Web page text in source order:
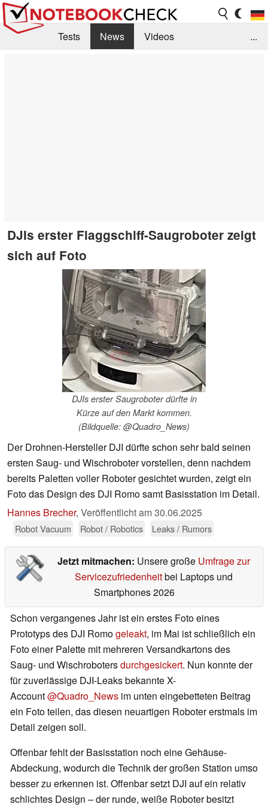
Tests News
Videos
...
DJIs erster Flaggschiff-Saugroboter zeigt
sich auf Foto
DJIs erster Saugroboter dürfte in
Kürze auf den Markt kommen.
(Bildquelle: @Quadro_News)
Der Drohnen-Hersteller DJI dürfte schon sehr bald seinen
ersten Saug- und Wischroboter vorstellen, denn nachdem
bereits Paletten voller Roboter gesichtet wurden, zeigt ein
Foto das Design des DJI Romo samt Basisstation im Detail.
Hannes Brecher, Veröffentlicht am30.06.2025
Robot Vacuum Robot / Robotics Leaks / Rumors
Jetzt mitmachen: Unsere große Umfrage zur
Servicezufriedenheitbei Laptops und
Smartphones 2026
Schon vergangenes Jahr ist ein erstes Foto eines
Prototyps des DJI Romogeleakt, im Mai ist schließlich ein
Foto einer Palette mit mehreren Versandkartons des
Saug- und Wischrobotersdurchgesickert. Nun konnte der
für zuverlässige DJI-Leaks bekannte X-
Account@Quadro_News im unten eingebetteten Beitrag
ein Foto teilen, das diesen neuartigen Roboter erstmals im
Detail zeigen soll.
Offenbar fehlt der Basisstation noch eine Gehäuse-
Abdeckung, wodurch die Technik der großen Station umso
besser zu erkennen ist. Offenbar setzt DJI auf ein relativ
schlichtes Design – der runde, weiße Roboter besitzt